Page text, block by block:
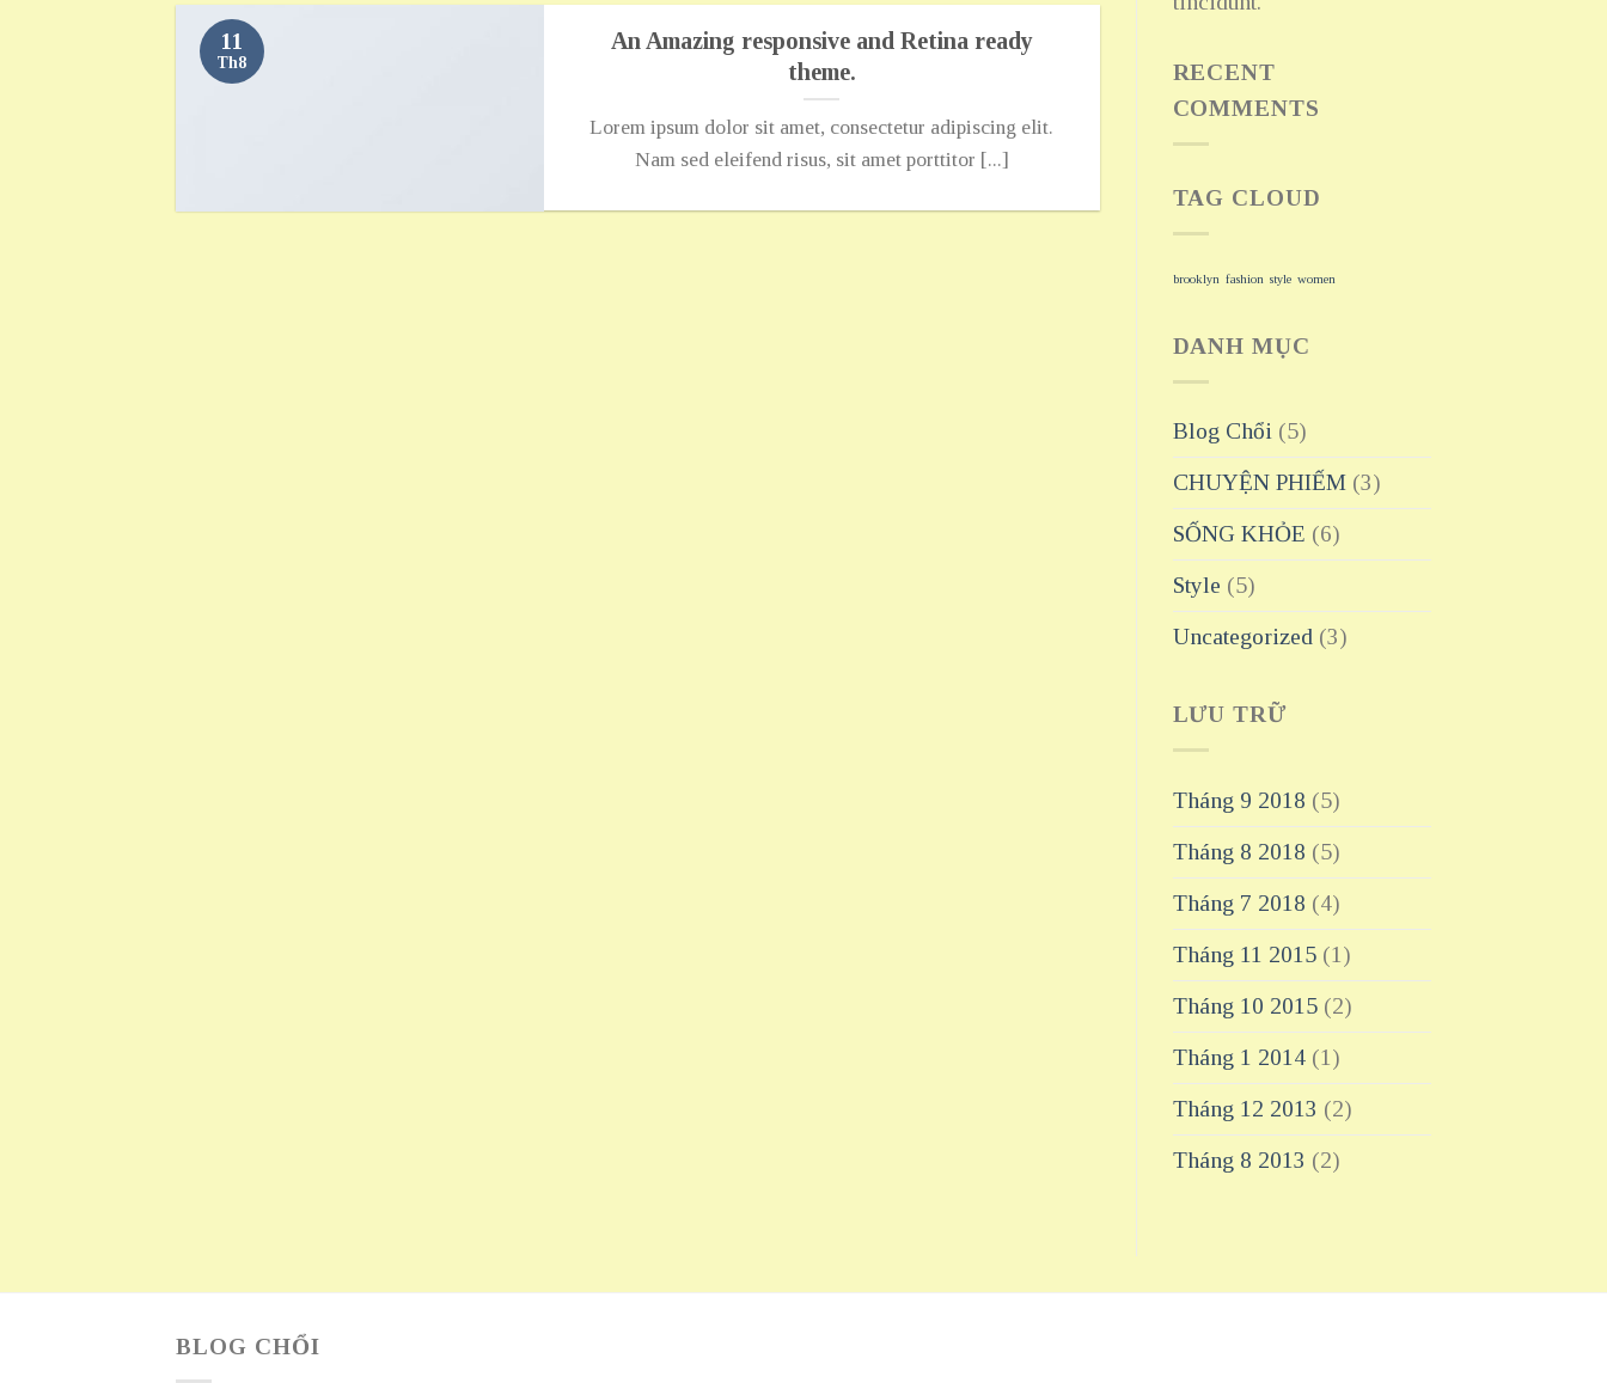
An Amazing responsive and Retina ready
theme.
Lorem ipsum dolor sit amet, consectetur adipiscing elit.
Nam sed eleifend risus, sit amet porttitor [...]
11
Th8
RECENT
COMMENTS
TAG CLOUD
brooklyn fashion style women
DANH MỤC
Blog Chổi(5)
CHUYỆN PHIẾM(3)
SỐNG KHỎE (6)
Style (5)
Uncategorized(3)
LƯU TRỮ
Tháng 9 2018 (5)
Tháng 8 2018 (5)
Tháng 7 2018 (4)
Tháng 11 2015(1)
Tháng 10 2015(2)
Tháng 1 2014(1)
Tháng 12 2013 (2)
Tháng 8 2013 (2)
BLOG CHỔI